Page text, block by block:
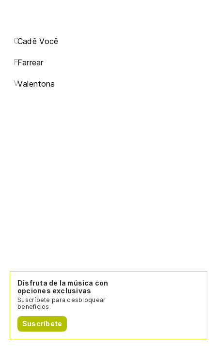
CCadê Você
FFarrear
VValentona
Disfruta de la música con
opciones exclusivas
Suscríbete para desbloquear
beneficios.
Suscríbete